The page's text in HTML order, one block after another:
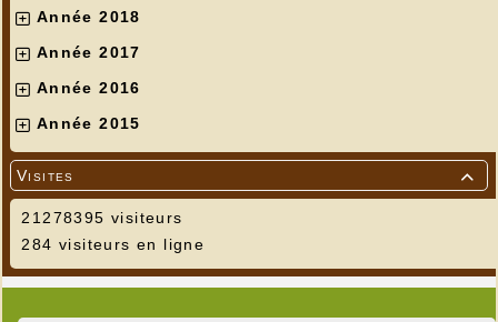
Année 2018
Année 2017
Année 2016
Année 2015

Visites
21278395 visiteurs
284 visiteurs en ligne